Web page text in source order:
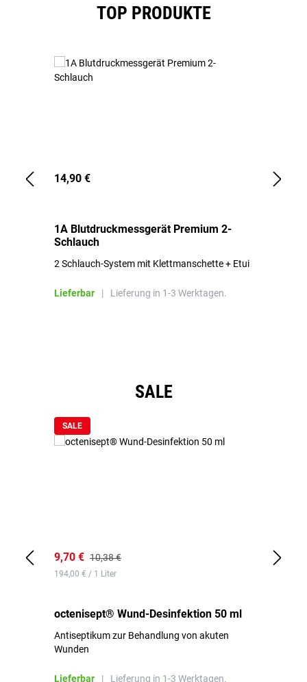
TOP PRODUKTE
14,90 €
1A Blutdruckmessgerät Premium 2-
Schlauch
2 Schlauch-System mit Klettmanschette + Etui
Lieferbar | Lieferung in 1-3 Werktagen.
SALE
SALE
9,70 € 10,38 €
194,00 € / 1 Liter
octenisept® Wund-Desinfektion 50 ml
Antiseptikum zur Behandlung von akuten
Wunden
Lieferbar | Lieferung in 1-3 Werktagen.